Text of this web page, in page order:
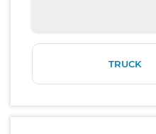
TRUCK